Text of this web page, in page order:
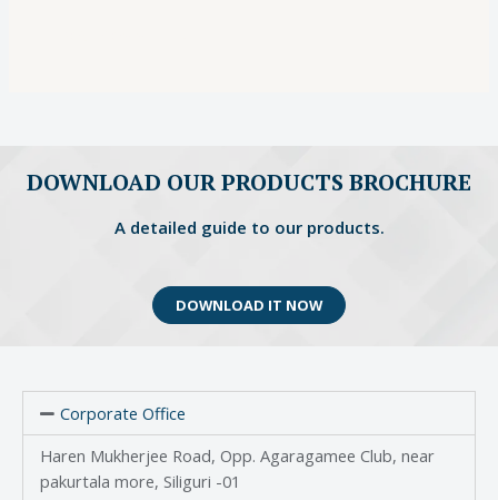
DOWNLOAD OUR PRODUCTS BROCHURE
A detailed guide to our products.
DOWNLOAD IT NOW
Corporate Office
Haren Mukherjee Road, Opp. Agaragamee Club, near
pakurtala more, Siliguri -01